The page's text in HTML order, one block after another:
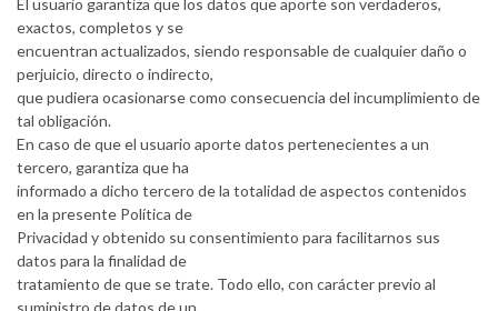
El usuario garantiza que los datos que aporte son verdaderos,
exactos, completos y se
encuentran actualizados, siendo responsable de cualquier daño o
perjuicio, directo o indirecto,
que pudiera ocasionarse como consecuencia del incumplimiento de
tal obligación.
En caso de que el usuario aporte datos pertenecientes a un
tercero, garantiza que ha
informado a dicho tercero de la totalidad de aspectos contenidos
en la presente Política de
Privacidad y obtenido su consentimiento para facilitarnos sus
datos para la finalidad de
tratamiento de que se trate. Todo ello, con carácter previo al
suministro de datos de un